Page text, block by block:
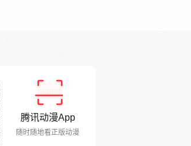
腾讯动漫App
随时随地看正版动漫